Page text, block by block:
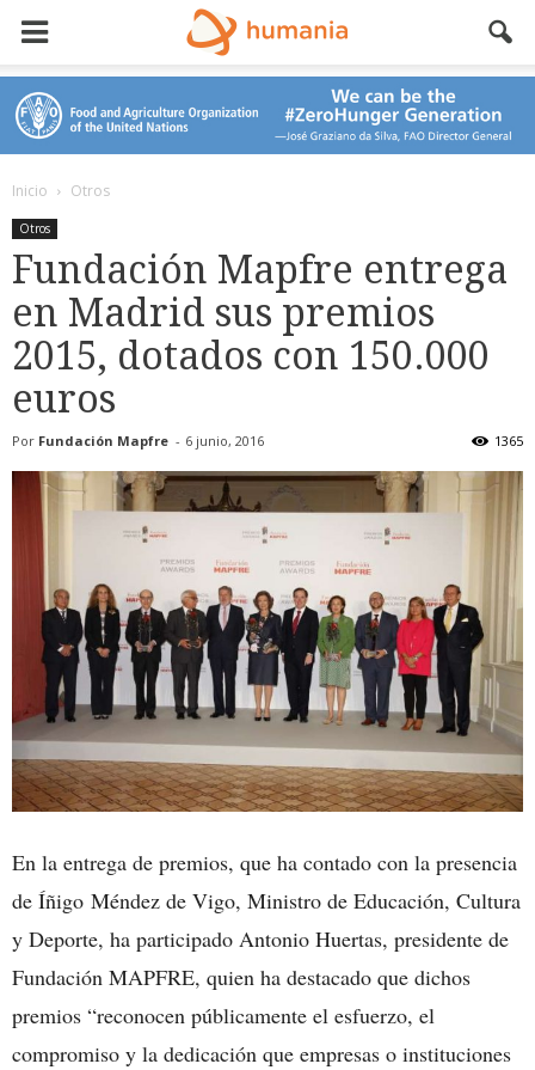
Inicio Otros
Otros
Fundación Mapfre entrega
en Madrid sus premios
2015, dotados con 150.000
euros
Por Fundación Mapfre - 6 junio, 2016 1365
En la entrega de premios, que ha contado con la presencia
de Íñigo Méndez de Vigo, Ministro de Educación, Cultura
y Deporte, ha participado Antonio Huertas, presidente de
Fundación MAPFRE, quien ha destacado que dichos
premios “reconocen públicamente el esfuerzo, el
compromiso y la dedicación que empresas o instituciones